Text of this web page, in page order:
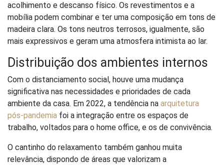
acolhimento e descanso físico. Os revestimentos e a
mobília podem combinar e ter uma composição em tons de
madeira clara. Os tons neutros terrosos, igualmente, são
mais expressivos e geram uma atmosfera intimista ao lar.
Distribuição dos ambientes internos
Com o distanciamento social, houve uma mudança
significativa nas necessidades e prioridades de cada
ambiente da casa. Em 2022, a tendência na arquitetura
pós-pandemia foi a integração entre os espaços de
trabalho, voltados para o home office, e os de convivência.
O cantinho do relaxamento também ganhou muita
relevância, dispondo de áreas que valorizam a